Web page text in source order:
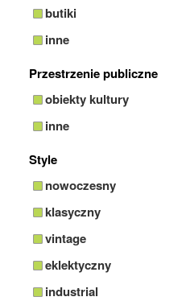
butiki
inne
Przestrzenie publiczne
obiekty kultury
inne
Style
nowoczesny
klasyczny
vintage
eklektyczny
industrial